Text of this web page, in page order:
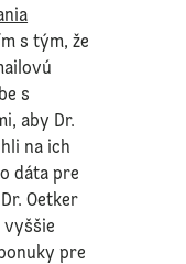
s tým, že
s
aby Dr.
na ich
dáta pre
Oetker
vyššie
pre